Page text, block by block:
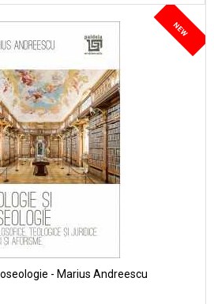
NEW
- Marius Andreescu